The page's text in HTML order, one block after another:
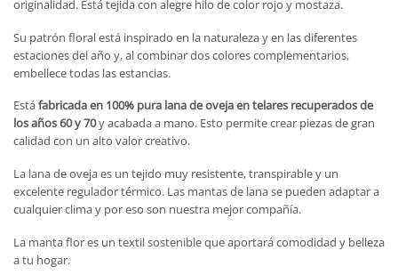
originalidad. Está tejida con alegre hilo de color rojo y mostaza.
Su patrón floral está inspirado en la naturaleza y en las diferentes
estaciones del año y, al combinar dos colores complementarios,
embellece todas las estancias.
Estáfabricada en 100% pura lana de oveja en telares recuperados de
los años 60 y 70y acabada a mano. Esto permite crear piezas de gran
calidad con un alto valor creativo.
La lana de oveja es un tejido muy resistente, transpirable y un
excelente regulador térmico. Las mantas de lana se pueden adaptar a
cualquier clima y por eso son nuestra mejor compañía.
La manta flor es un textil sostenible que aportará comodidad y belleza
a tu hogar.